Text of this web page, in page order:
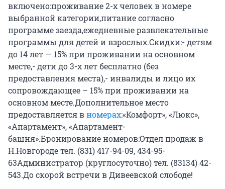
включено:проживание 2-х человек в номере
выбранной категории,питание согласно
программе заезда,ежедневные развлекательные
программы для детей и взрослых.Скидки:- детям
до 14 лет — 15% при проживании на основном
месте,- дети до 3-х лет бесплатно (без
предоставления места),- инвалиды и лицо их
сопровождающее – 15% при проживании на
основном месте.Дополнительное место
предоставляется вномерах:«Комфорт», «Люкс»,
«Апартамент», «Апартамент-
башня».Бронирование номеров:Отдел продаж в
Н.Новгороде тел. (831) 417-94-09, 434-95-
63Администратор (круглосуточно) тел. (83134) 42-
543.До скорой встречи в Дивеевской слободе!